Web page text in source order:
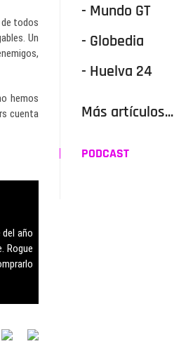
todos
Un
hemos
cuenta
año
Rogue
- Mundo GT
- Globedia
- Huelva 24
Más artículos...
PODCAST